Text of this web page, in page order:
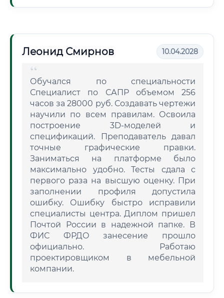
Леонид Смирнов 10.04.2028
Обучался по специальности
Специалист по САПР объемом 256
часов за 28000 руб. Создавать чертежи
научили по всем правилам. Освоила
построение 3D-моделей и
спецификаций. Преподаватель давал
точные графические правки.
Заниматься на платформе было
максимально удобно. Тесты сдала с
первого раза на высшую оценку. При
заполнении профиля допустила
ошибку. Ошибку быстро исправили
специалисты центра. Диплом пришел
Почтой России в надежной папке. В
ФИС ФРДО занесение прошло
официально. Работаю
проектировщиком в мебельной
компании.